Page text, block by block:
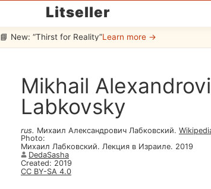
Litseller
📘 New: “Thirst for Reality”Learn more →
Mikhail
Labkovsky
rus. Михаил Александрович Лабковский.
Photo:
Михаил Лабковский. Лекция в Израиле. 2019
DedaSasha
Created: 2019
CC BY-SA 4.0